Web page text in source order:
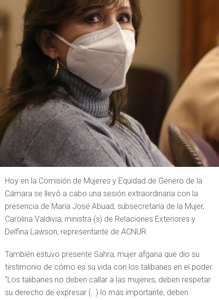
Hoy en la Comisión de Mujeres y Equidad de Género de la
Cámara se llevó a cabo una sesión extraordinaria con la
presencia de María José Abuad, subsecretaría de la Mujer,
Carolina Valdivia, ministra (s) de Relaciones Exteriores y
Delfina Lawson, representante de ACNUR.
También estuvo presente Sahra, mujer afgana que dio su
testimonio de cómo es su vida con los talibanes en el poder.
“Los talibanes no deben callar a las mujeres, deben respetar
su derecho de expresar (…) lo más importante, deben